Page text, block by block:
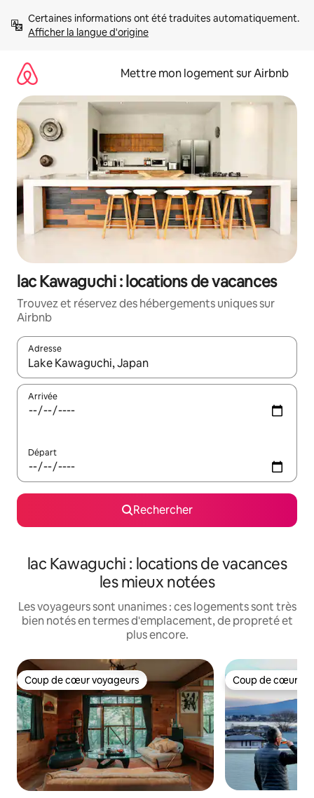
directement
Afficher la langue d'origine
Mettre mon logement sur Airbnb
lac Kawaguchi : locations de vacances
Trouvez et réservez des hébergements uniques sur
Airbnb
Adresse
Lorsque les résultats s'affichent, utilisez les flèches vers le
Arrivée
Départ
Rechercher
lac Kawaguchi : locations de vacances
les mieux notées
Les voyageurs sont unanimes : ces logements sont très
bien notés en termes d'emplacement, de propreté et
plus encore.
Coup de cœur voyageurs
Coup de cœur voyageurs Coup de cœur
Coup de cœur